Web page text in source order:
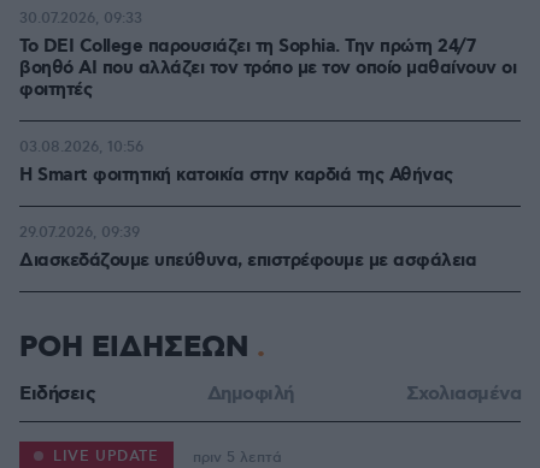
Το DEI College παρουσιάζει τη Sophia. Την πρώτη 24/7
βοηθό AI που αλλάζει τον τρόπο με τον οποίο μαθαίνουν οι
φοιτητές
30.07.2026, 09:33
Η Smart φοιτητική κατοικία στην καρδιά της Αθήνας
03.08.2026, 10:56
Διασκεδάζουμε υπεύθυνα, επιστρέφουμε με ασφάλεια
29.07.2026, 09:39
ΡΟΗ ΕΙΔΗΣΕΩΝ
Ειδήσεις Δημοφιλή Σχολιασμένα
LIVE UPDATE πριν 5 λεπτά